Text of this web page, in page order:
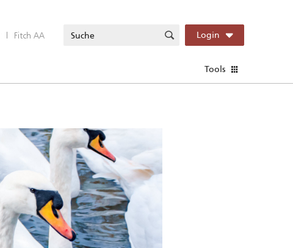
| Fitch AA Login
Tools